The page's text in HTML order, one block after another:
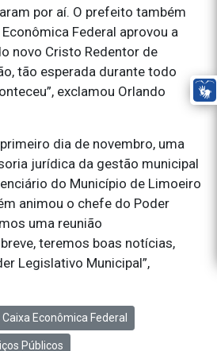
por aí. O prefeito também
Federal aprovou a
novo Cristo Redentor de
tão esperada durante todo
exclamou Orlando
dia de novembro, uma
jurídica da gestão municipal
do Município de Limoeiro
animou o chefe do Poder
uma reunião
teremos boas notícias,
Legislativo Municipal”,
Caixa Econômica Federal
Públicos